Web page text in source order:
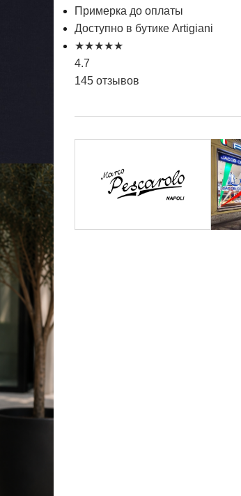
Примерка до оплаты
Доступно в бутике Artigiani
★★★★★
4.7
145 отзывов